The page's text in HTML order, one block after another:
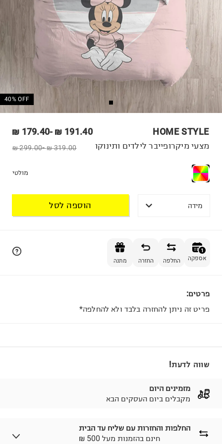
40% OFF
HOME STYLE
191.40 ₪
-
179.40 ₪
319.00 ₪
-
299.00 ₪ מצעי מיקרופייבר לילדים ותינוקו
מולטי
מידה הוספה לסל
1
אספקה החלפה החזרה מתנה
פרטים:
פריט זה ניתן להחזרה בלבד ולא להחלפה*
שווה לדעת!
מזמינים היום
מקבלים ביום העסקים הבא
החלפות והחזרות עם שליח עד הבית
₪ חינם בהזמנות מעל 500